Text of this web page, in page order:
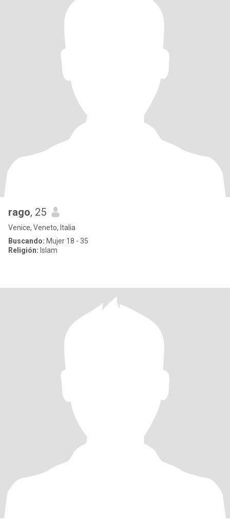
rago, 25
Venice, Veneto, Italia
Buscando: Mujer 18 - 35
Religión: Islam